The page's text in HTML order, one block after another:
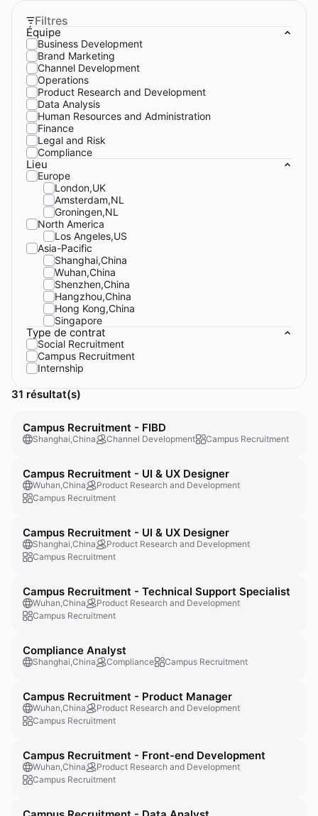
Filtres
Équipe
Business Development
Brand Marketing
Channel Development
Operations
Product Research and Development
Data Analysis
Human Resources and Administration
Finance
Legal and Risk
Compliance
Lieu
Europe
London,UK
Amsterdam,NL
Groningen,NL
North America
Los Angeles,US
Asia-Pacific
Shanghai,China
Wuhan,China
Shenzhen,China
Hangzhou,China
Hong Kong,China
Singapore
Type de contrat
Social Recruitment
Campus Recruitment
Internship
31 résultat(s)
Campus Recruitment - FIBD
Shanghai,China Channel Development Campus Recruitment
Campus Recruitment - UI & UX Designer
Wuhan,China
Product Research and Development
Campus Recruitment
Campus Recruitment - UI & UX Designer
Shanghai,China
Product Research and Development
Campus Recruitment
Campus Recruitment - Technical Support Specialist
Wuhan,China
Product Research and Development
Campus Recruitment
Compliance Analyst
Shanghai,China Compliance Campus Recruitment
Campus Recruitment - Product Manager
Wuhan,China
Product Research and Development
Campus Recruitment
Campus Recruitment - Front-end Development
Wuhan,China
Product Research and Development
Campus Recruitment